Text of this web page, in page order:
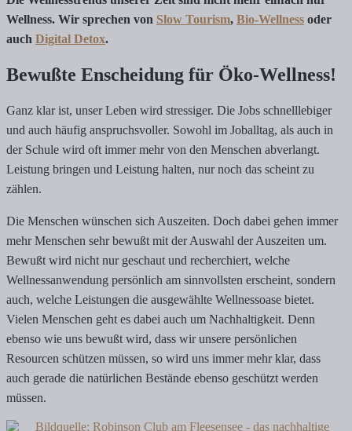
Wellness. Wir sprechen von Slow Tourism, Bio-Wellness oder
auch Digital Detox.
Bewußte Enscheidung für Öko-Wellness!
Ganz klar ist, unser Leben wird stressiger. Die Jobs schnelllebiger
und auch häufig anspruchsvoller. Sowohl im Joballtag, als auch in
der Schule wird oft immer mehr von den Menschen abverlangt.
Leistung bringen und Leistung halten, nur noch das scheint zu
zählen.
Die Menschen wünschen sich Auszeiten. Doch dabei gehen immer
mehr Menschen sehr bewußt mit der Auswahl der Auszeiten um.
Bewußt wird nicht nur geschaut und recherchiert, welche
Wellnessanwendung persönlich am sinnvollsten erscheint, sondern
auch, welche Leistungen die ausgewählte Wellnessoase bietet.
Vielen Menschen geht es dabei auch um Nachhaltigkeit. Denn
ebenso wie uns bewußt wird, dass wir unsere persönlichen
Resourcen schützen müssen, so wird uns immer mehr klar, dass
auch gerade die natürlichen Bestände ebenso geschützt werden
müssen.